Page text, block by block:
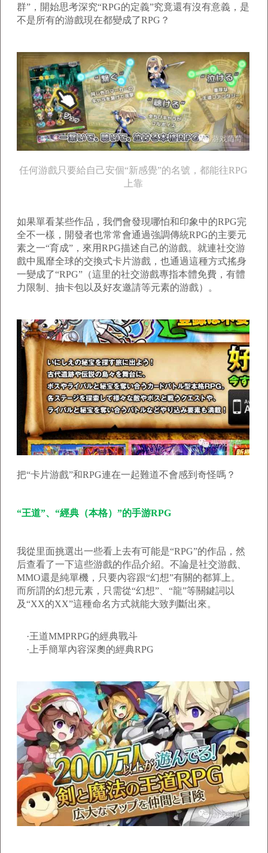
群”，開始思考深究“RPG的定義”究竟還有沒有意義，是
不是所有的游戲現在都變成了RPG？
任何游戲只要給自己安個“新感覺”的名號，都能往RPG
上靠
如果單看某些作品，我們會發現哪怕和印象中的RPG完
全不一樣，開發者也常常會通過強調傳統RPG的主要元
素之一“育成”，來用RPG描述自己的游戲。就連社交游
戲中風靡全球的交換式卡片游戲，也通過這種方式搖身
一變成了“RPG”（這里的社交游戲專指本體免費，有體
力限制、抽卡包以及好友邀請等元素的游戲）。
把“卡片游戲”和RPG連在一起難道不會感到奇怪嗎？
“王道”、“經典（本格）”的手游RPG
我從里面挑選出一些看上去有可能是“RPG”的作品，然
后查看了一下這些游戲的作品介紹。不論是社交游戲、
MMO還是純單機，只要內容跟“幻想”有關的都算上。
而所謂的幻想元素，只需從“幻想”、“龍”等關鍵詞以
及“XX的XX”這種命名方式就能大致判斷出來。
·王道MMPRPG的經典戰斗
·上手簡單內容深奧的經典RPG